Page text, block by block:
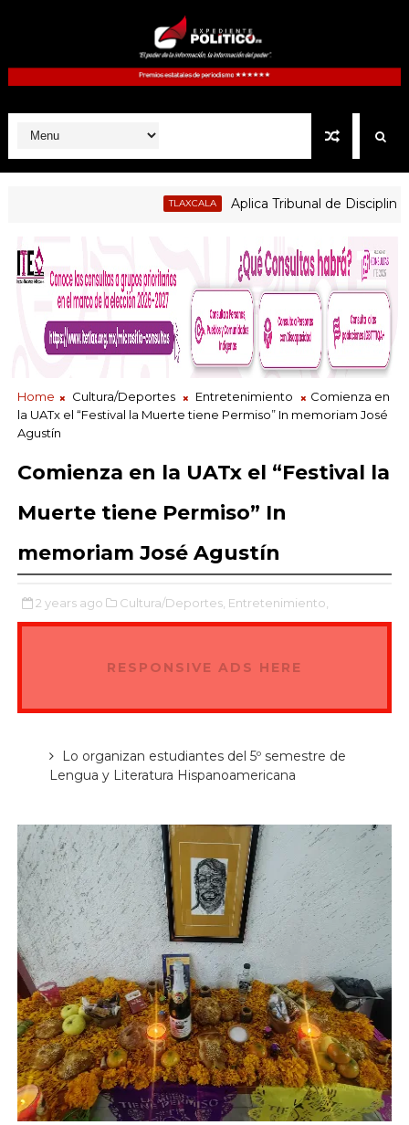
TLAXCALA Aplica Tribunal de Disciplina
Home Cultura/Deportes Entretenimiento
Comienza en
la UATx el “Festival la Muerte tiene Permiso” In memoriam José
Agustín
Comienza en la UATx el “Festival la
Muerte tiene Permiso” In
memoriam José Agustín
2 years ago Cultura/Deportes, Entretenimiento,
RESPONSIVE ADS HERE
Lo organizan estudiantes del 5º semestre de
Lengua y Literatura Hispanoamericana